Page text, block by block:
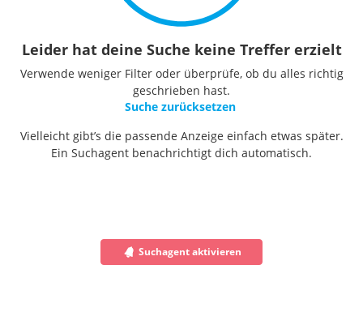
Leider hat deine Suche keine Treffer erzielt
Verwende weniger Filter oder überprüfe, ob du alles richtig
geschrieben hast.
Suche zurücksetzen
Vielleicht gibt’s die passende Anzeige einfach etwas später.
Ein Suchagent benachrichtigt dich automatisch.
Suchagent aktivieren